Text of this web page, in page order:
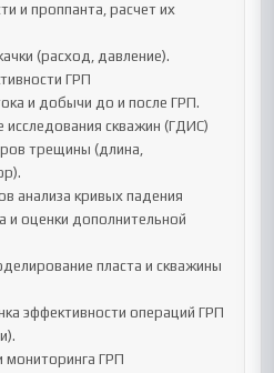
ГРП
трещины (длина,
и оценки дополнительной
мониторинга ГРП